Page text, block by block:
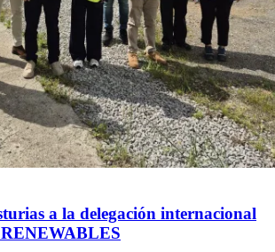
a la delegación internacional